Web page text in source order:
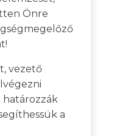
Önre
vezető
határozzák
a